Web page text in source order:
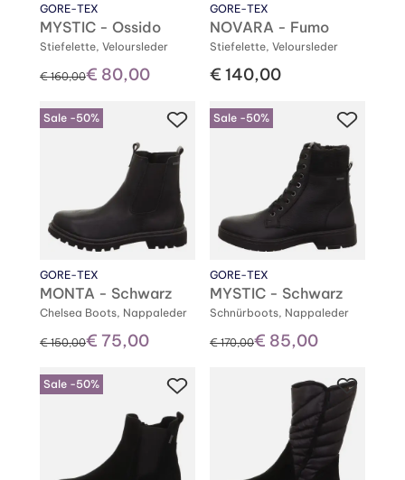
GORE-TEX
MYSTIC - Ossido
Stiefelette, Veloursleder
statt
€ 160,00€ 80,00
GORE-TEX
NOVARA - Fumo
Stiefelette, Veloursleder
€ 140,00
Sale -50%
GORE-TEX
MONTA - Schwarz
Chelsea Boots, Nappaleder
statt
€ 150,00€ 75,00
Sale -50%
GORE-TEX
MYSTIC - Schwarz
Schnürboots, Nappaleder
statt
€ 170,00€ 85,00
Sale -50%